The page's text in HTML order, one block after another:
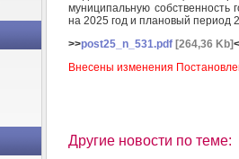
муниципальную собственность
на 2025 год и плановый период
>>post25_n_531.pdf [264,36 Kb]
Внесены изменения
Другие новости по теме: